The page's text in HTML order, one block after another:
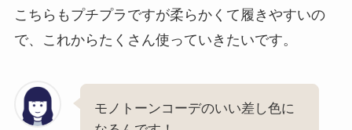
こちらもプチプラですが柔らかくて履きやすいの
で、これからたくさん使っていきたいです。
モノトーンコーデのいい差し色に